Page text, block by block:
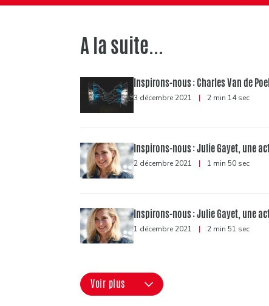
A la suite...
Inspirons-nous : Charles Van de
3 décembre 2021 | 2 min 14 sec
Inspirons-nous : Julie Gayet, une
2 décembre 2021 | 1 min 50 sec
Inspirons-nous : Julie Gayet, une
1 décembre 2021 | 2 min 51 sec
Voir plus